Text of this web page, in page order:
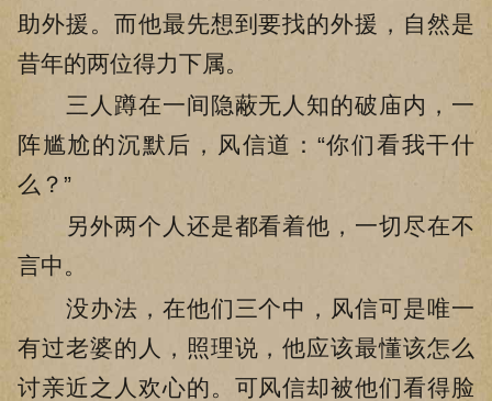
助外援。而他最先想到要找的外援，自然是
昔年的两位得力下属。
三人蹲在一间隐蔽无人知的破庙内，一
阵尴尬的沉默后，风信道：“你们看我干什
么？”
另外两个人还是都看着他，一切尽在不
言中。
没办法，在他们三个中，风信可是唯一
有过老婆的人，照理说，他应该最懂该怎么
讨亲近之人欢心的。可风信却被他们看得脸